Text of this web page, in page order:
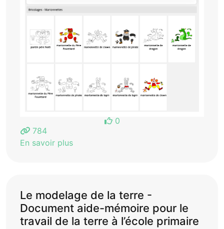
0
784
En savoir plus
Le modelage de la terre -
Document aide-mémoire pour le
travail de la terre à l’école primaire